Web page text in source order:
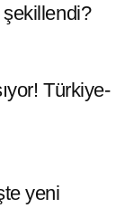
şekillendi?
Türkiye-
yeni